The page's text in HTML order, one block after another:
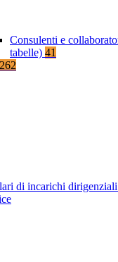
Consulenti e
tabelle) 41
262
di incarichi